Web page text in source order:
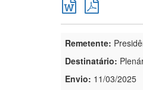
Remetente:
Destinatário:
Envio: 11/03/2025